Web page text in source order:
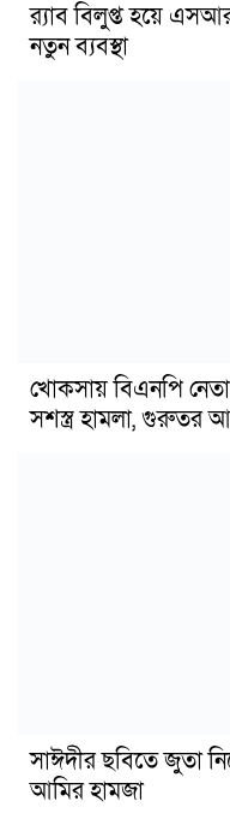
র‍্যাব বিলুপ্ত হয়ে
নতুন ব্যবস্থা
খোকসায় বিএনপি
সশস্ত্র হামলা, গুরুতর
সাঈদীর ছবিতে জুতা
আমির হামজা